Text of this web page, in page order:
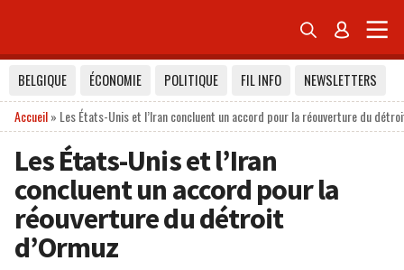
 
BELGIQUE ÉCONOMIE POLITIQUE FIL INFO
NEWSLETTERS
Accueil» Les États-Unis et l’Iran concluent un accord pour la réouverture du
Les États-Unis et l’Iran
concluent un accord pour la
réouverture du détroit
d’Ormuz